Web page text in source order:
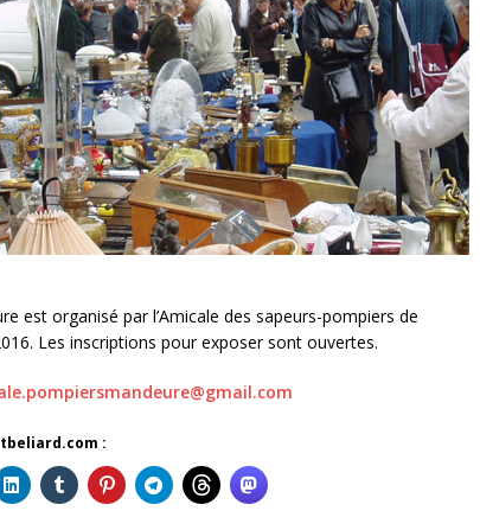
est organisé par l’Amicale des sapeurs-pompiers de
Les inscriptions pour exposer sont ouvertes.
: